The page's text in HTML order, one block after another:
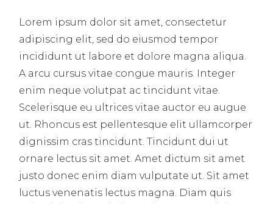
Lorem ipsum dolor sit amet, consectetur
adipiscing elit, sed do eiusmod tempor
incididunt ut labore et dolore magna aliqua.
A arcu cursus vitae congue mauris. Integer
enim neque volutpat ac tincidunt vitae.
Scelerisque eu ultrices vitae auctor eu augue
ut. Rhoncus est pellentesque elit ullamcorper
dignissim cras tincidunt. Tincidunt dui ut
ornare lectus sit amet. Amet dictum sit amet
justo donec enim diam vulputate ut. Sit amet
luctus venenatis lectus magna. Diam quis